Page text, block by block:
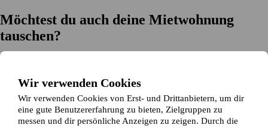
Wir verwenden Cookies
Wir verwenden Cookies von Erst- und Drittanbietern, um dir
eine gute Benutzererfahrung zu bieten, Zielgruppen zu
messen und dir persönliche Anzeigen zu zeigen. Durch die
Möchtest du auch deine Mietwohnung
tauschen?
Einfache Registrierung in 2 Minuten
Jetzt gratis loslegen
Loslegen
Jetzt gratis loslegen Anzeigen suchenAnmelden